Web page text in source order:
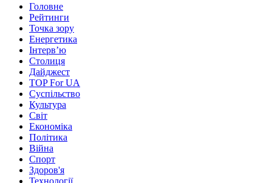
Головне
Рейтинги
Точка зору
Енергетика
Інтерв’ю
Столиця
Дайджест
TOP For UA
Суспiльство
Культура
Світ
Економіка
Політика
Війна
Спорт
Здоров'я
Технології